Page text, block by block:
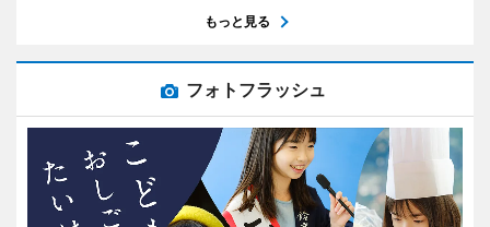
もっと見る
フォトフラッシュ